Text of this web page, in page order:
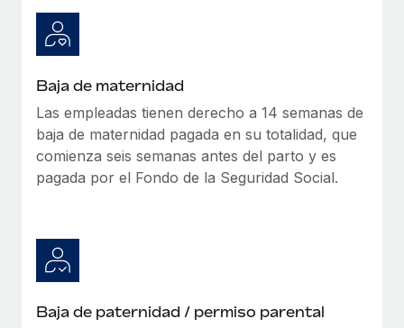
Baja de maternidad
Las empleadas tienen derecho a 14 semanas de
baja de maternidad pagada en su totalidad, que
comienza seis semanas antes del parto y es
pagada por el Fondo de la Seguridad Social.
Baja de paternidad / permiso parental